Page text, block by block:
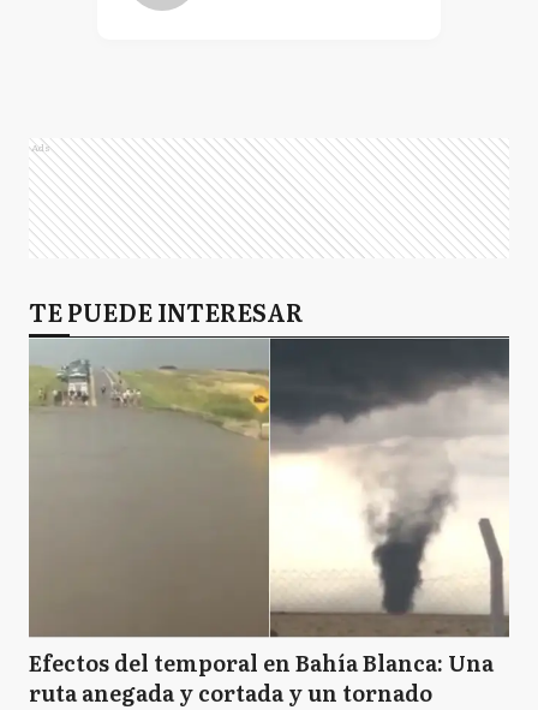
Ads
TE PUEDE INTERESAR
Efectos del temporal en Bahía Blanca: Una
ruta anegada y cortada y un tornado